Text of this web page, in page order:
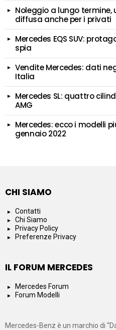
Noleggio a lungo termine,
diffusa anche per i privati
Mercedes EQS SUV:
spia
Vendite Mercedes: dati
Italia
Mercedes SL: quattro
AMG
Mercedes: ecco i modelli
gennaio 2022
CHI SIAMO
Contatti
Chi Siamo
Privacy Policy
Preferenze Privacy
IL FORUM MERCEDES
Mercedes Forum
Forum Modelli
Mercedes-Benz è un marchio di